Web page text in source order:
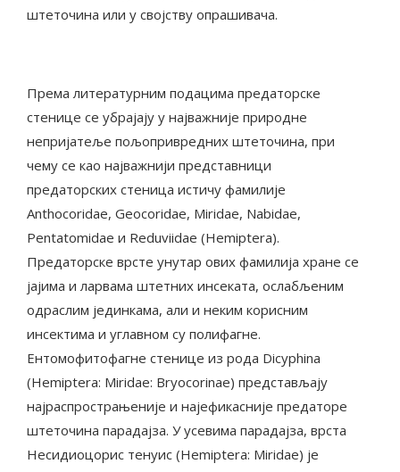
штеточина или у својству опрашивача.
Према литературним подацима предаторске
стенице се убрајају у најважније природне
непријатеље пољопривредних штеточина, при
чему се као најважнији представници
предаторских стеница истичу фамилије
Anthocoridae, Geocoridae, Miridae, Nabidae,
Pentatomidae и Reduviidae (Hemiptera).
Предаторске врсте унутар ових фамилија хране се
јајима и ларвама штетних инсеката, ослабљеним
одраслим јединкама, али и неким корисним
инсектима и углавном су полифагне.
Ентомофитофагне стенице из рода Dicyphina
(Hemiptera: Miridae: Bryocorinae) представљају
најраспрострањеније и најефикасније предаторе
штеточина парадајза. У усевима парадајза, врста
Несидиоцорис тенуис (Hemiptera: Miridae) је